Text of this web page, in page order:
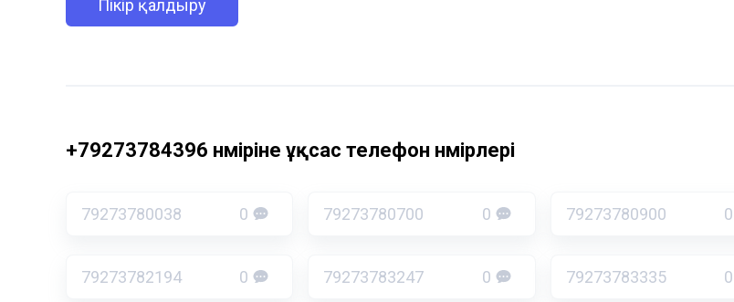
Пікір қалдыру
+79273784396 нөміріне ұқсас телефон нөмірлері
79273780038 0 79273780700 0 79273780900 0
79273782194 0 79273783247 0 79273783335 0